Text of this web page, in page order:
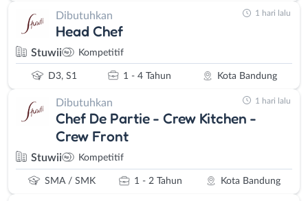
Dibutuhkan
Head Chef
Stuwii Kompetitif
D3, S1 1 - 4 Tahun Kota Bandung
1 hari lalu
Dibutuhkan
Chef De Partie - Crew Kitchen -
Crew Front
Stuwii Kompetitif
SMA / SMK 1 - 2 Tahun Kota Bandung
1 hari lalu